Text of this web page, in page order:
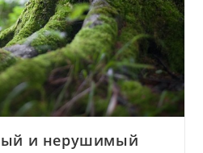
и нерушимый